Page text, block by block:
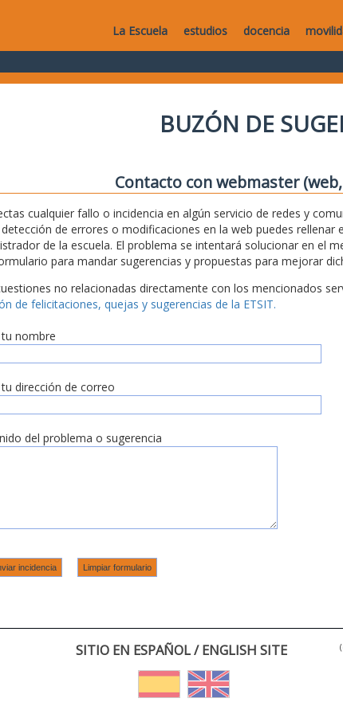
La Escuela estudios docencia
BUZÓN DE
Contacto con webmaster
cualquier fallo o incidencia en algún servicio de redes y
de errores o modificaciones en la web puedes rellenar
de la escuela. El problema se intentará solucionar en el
para mandar sugerencias y propuestas para mejorar
no relacionadas directamente con los mencionados
de felicitaciones, quejas y sugerencias de la ETSIT.
nombre
dirección de correo
del problema o sugerencia
SITIO EN ESPAÑOL / ENGLISH SITE